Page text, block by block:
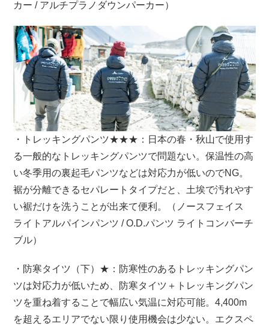
カー / アルチプラノダウンパーカー）
・トレッキングパンツ★★★：日本の春・秋山で使用す
る一般的なトレッキングパンツで問題ない。保温性の高
い冬季用の裏起毛パンツなどは対応力が低いのでNG。
裾が分離できるセパレートタイプだと、土埃で汚れやす
い裾だけを洗うことが出来て便利。（ノースフェイス
ライトアルパインパンツ / O.D.パンツ ライトコンバーチ
ブル）
・防寒タイツ（下）★：防寒性のあるトレッキングパン
ツは対応力が低いため、防寒タイツ＋トレッキングパン
ツを重ね着することで幅広い気温に対応可能。4,400m
を超えるエリアでない限り使用機会は少ない。エクスペ